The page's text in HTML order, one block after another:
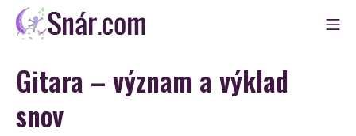
Skip
Snár
Gitara – význam a výklad
snov